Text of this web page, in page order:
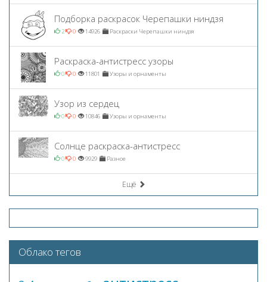
Подборка раскрасок Черепашки ниндзя
2 0 14926 Раскраски Черепашки ниндзя
Раскраска-антистресс узоры
0 0 11801 Узоры и орнаменты
Узор из сердец
0 0 10846 Узоры и орнаменты
Солнце раскраска-антистресс
0 0 9929 Разное
Ещё
Облако тегов